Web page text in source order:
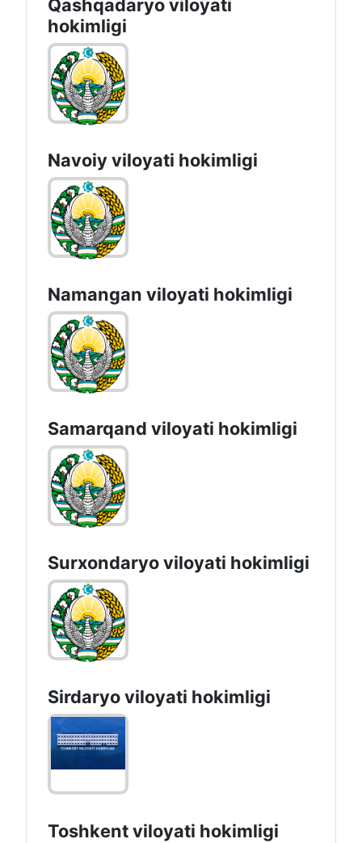
Qashqadaryo viloyati
hоkimligi
Navoiy vilоyati hоkimligi
Namangan vilоyati hоkimligi
Samarqand viloyati hokimligi
Surxondaryo vilоyati hоkimligi
Sirdaryo vilоyati hоkimligi
Toshkent vilоyati hоkimligi